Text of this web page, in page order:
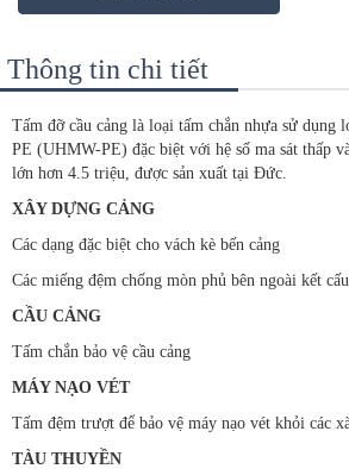
Thông tin chi tiết
Tấm đỡ cầu cảng là loại tấm chắn nhựa sử dụng
PE (UHMW-PE) đặc biệt với hệ số ma sát thấp
lớn hơn 4.5 triệu, được sản xuất tại Đức.
XÂY DỰNG CẢNG
Các dạng đặc biệt cho vách kè bến cảng
Các miếng đệm chống mòn phủ bên ngoài kết
CẦU CẢNG
Tấm chắn bảo vệ cầu cảng
MÁY NẠO VÉT
Tấm đệm trượt để bảo vệ máy nạo vét khỏi các
TÀU THUYỀN